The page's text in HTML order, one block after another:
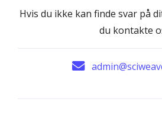
Hvis du ikke kan finde svar på
du kontakte